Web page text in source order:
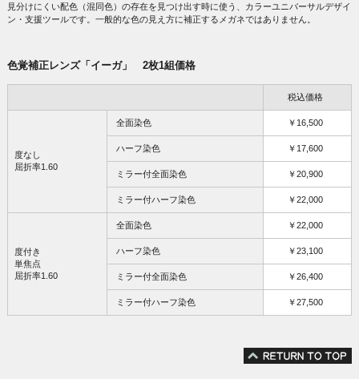
見分けにくい配色（混同色）の存在を見つけ出す時に使う、カラーユニバーサルデザイ
ン・支援ツールです。一般的な色の見え方に補正するメガネではありません。
色覚補正レンズ「イーガ」 2枚1組価格
税込価格
度なし
屈折率1.60
全面染色 ￥16,500
ハーフ染色 ￥17,600
ミラー付全面染色 ￥20,900
ミラー付ハーフ染色 ￥22,000
度付き
単焦点
屈折率1.60
全面染色 ￥22,000
ハーフ染色 ￥23,100
ミラー付全面染色 ￥26,400
ミラー付ハーフ染色 ￥27,500